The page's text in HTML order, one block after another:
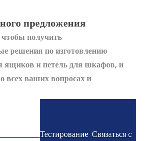
предложения
получить
решения по изготовлению
и петель для шкафов, и
ваших вопросах и
Тестирование Связаться с